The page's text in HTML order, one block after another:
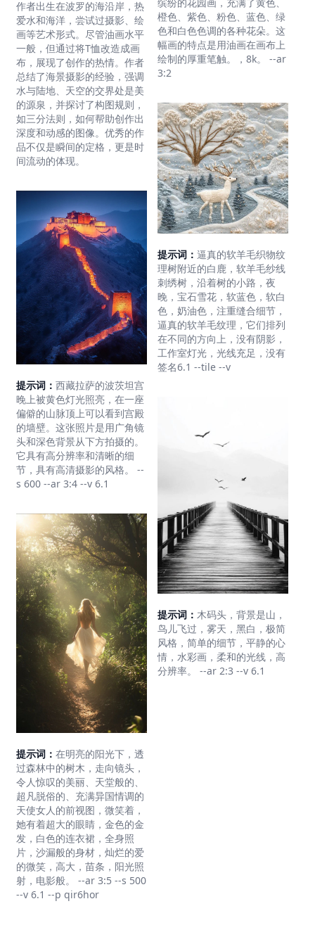
作者出生在波罗的海沿岸，热
爱水和海洋，尝试过摄影、绘
画等艺术形式。尽管油画水平
一般，但通过将T恤改造成画
布，展现了创作的热情。作者
总结了海景摄影的经验，强调
水与陆地、天空的交界处是美
的源泉，并探讨了构图规则，
如三分法则，如何帮助创作出
深度和动感的图像。优秀的作
品不仅是瞬间的定格，更是时
间流动的体现。
提示词： 西藏拉萨的波茨坦宫
晚上被黄色灯光照亮，在一座
偏僻的山脉顶上可以看到宫殿
的墙壁。这张照片是用广角镜
头和深色背景从下方拍摄的。
它具有高分辨率和清晰的细
节，具有高清摄影的风格。 --
s 600 --ar 3:4 --v 6.1
提示词： 在明亮的阳光下，透
过森林中的树木，走向镜头，
令人惊叹的美丽、天堂般的、
超凡脱俗的、充满异国情调的
天使女人的前视图，微笑着，
她有着超大的眼睛，金色的金
发，白色的连衣裙，全身照
片，沙漏般的身材，灿烂的爱
的微笑，高大，苗条，阳光照
射，电影般。 --ar 3:5 --s 500
--v 6.1 --p qir6hor
橙色、紫色、粉色、蓝色、绿
色和白色色调的各种花朵。这
幅画的特点是用油画在画布上
绘制的厚重笔触。，8k。 --ar
3:2
提示词： 逼真的软羊毛织物纹
理树附近的白鹿，软羊毛纱线
刺绣树，沿着树的小路，夜
晚，宝石雪花，软蓝色，软白
色，奶油色，注重缝合细节，
逼真的软羊毛纹理，它们排列
在不同的方向上，没有阴影，
工作室灯光，光线充足，没有
签名6.1 --tile --v
提示词： 木码头，背景是山，
鸟儿飞过，雾天，黑白，极简
风格，简单的细节，平静的心
情，水彩画，柔和的光线，高
分辨率。 --ar 2:3 --v 6.1